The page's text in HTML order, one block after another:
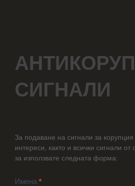
и
СИГНАЛИ
За подаване на сигнали за
интереси, както и всички сигнали
за използвате следната форма:
Имена *